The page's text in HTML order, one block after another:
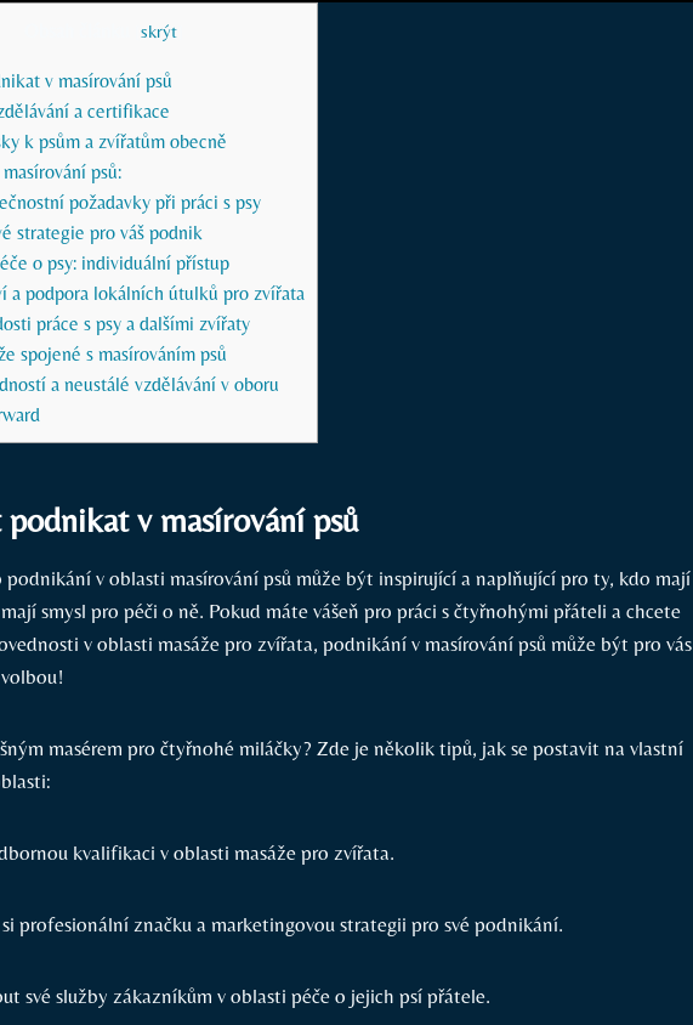
skrýt
v masírování psů
a certifikace
k psům a zvířatům obecně
psů:
požadavky při práci s psy
strategie pro váš podnik
o psy: individuální přístup
a podpora lokálních útulků pro zvířata
práce s psy a dalšími zvířaty
spojené s masírováním psů
a neustálé vzdělávání v oboru
podnikat v masírování psů
podnikání v oblasti masírování psů může být inspirující a naplňující pro ty, kdo mají
smysl pro péči o ně. Pokud máte vášeň pro práci s čtyřnohými přáteli a chcete
v oblasti masáže pro zvířata, podnikání v masírování psů může být pro vás
masérem pro čtyřnohé miláčky? Zde je několik tipů, jak se postavit na vlastní
kvalifikaci v oblasti masáže pro zvířata.
profesionální značku a marketingovou strategii pro své podnikání.
své služby zákazníkům v oblasti péče o jejich psí přátele.